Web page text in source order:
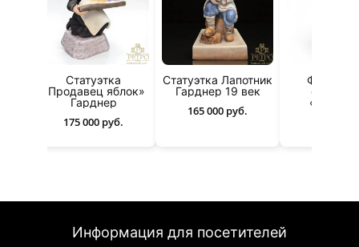
Статуэтка
«Продавец яблок»
Гарднер
175 000 руб.
Статуэтка Лапотник
Гарднер 19 век
165 000 руб.
Информация для посетителей